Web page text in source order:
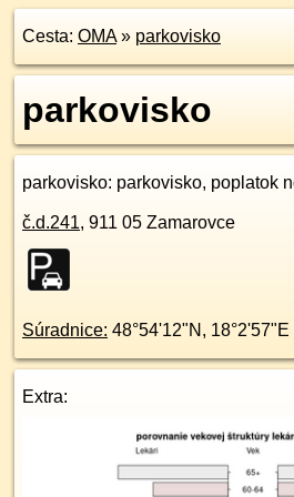
Cesta: OMA» parkovisko
parkovisko
parkovisko: parkovisko, poplatok
č.d.241, 911 05 Zamarovce
Súradnice: 48°54'12"N , 18°2'57"E
Extra: